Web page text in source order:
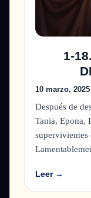
1-
10 marzo, 2025
Después de
Tania, Epona,
supervivientes
Leer →